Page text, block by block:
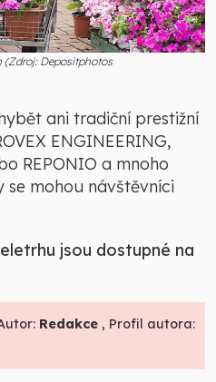
(Zdroj: Depositphotos
ani tradiční prestižní
ENGINEERING,
REPONIO a mnoho
se mohou návštěvníci
jsou dostupné na
Redakce , Profil autora: